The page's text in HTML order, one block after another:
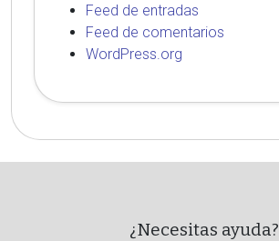
Feed de entradas
Feed de comentarios
WordPress.org
¿Necesitas ayuda?